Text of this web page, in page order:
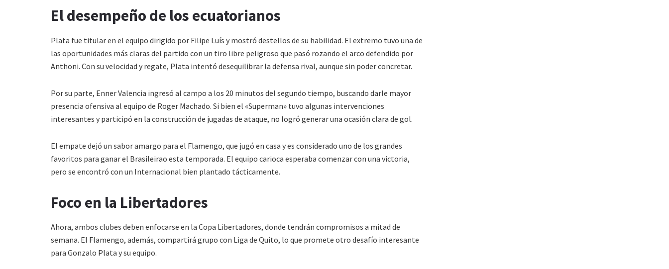
El desempeño de los ecuatorianos
Plata fue titular en el equipo dirigido por Filipe Luís y mostró destellos de su habilidad. El extremo tuvo una de
las oportunidades más claras del partido con un tiro libre peligroso que pasó rozando el arco defendido por
Anthoni. Con su velocidad y regate, Plata intentó desequilibrar la defensa rival, aunque sin poder concretar.
Por su parte, Enner Valencia ingresó al campo a los 20 minutos del segundo tiempo, buscando darle mayor
presencia ofensiva al equipo de Roger Machado. Si bien el «Superman» tuvo algunas intervenciones
interesantes y participó en la construcción de jugadas de ataque, no logró generar una ocasión clara de gol.
El empate dejó un sabor amargo para el Flamengo, que jugó en casa y es considerado uno de los grandes
favoritos para ganar el Brasileirao esta temporada. El equipo carioca esperaba comenzar con una victoria,
pero se encontró con un Internacional bien plantado tácticamente.
Foco en la Libertadores
Ahora, ambos clubes deben enfocarse en la Copa Libertadores, donde tendrán compromisos a mitad de
semana. El Flamengo, además, compartirá grupo con Liga de Quito, lo que promete otro desafío interesante
para Gonzalo Plata y su equipo.